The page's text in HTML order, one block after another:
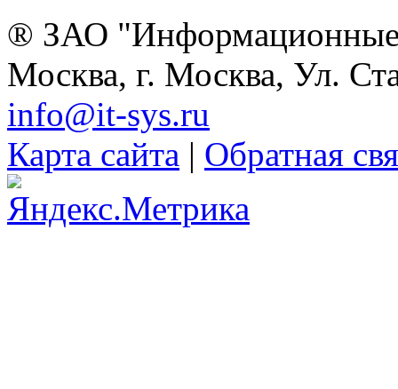
® ЗАО "Информационные
Москва, г. Москва, Ул.
info@it-sys.ru
Карта сайта | Обратная